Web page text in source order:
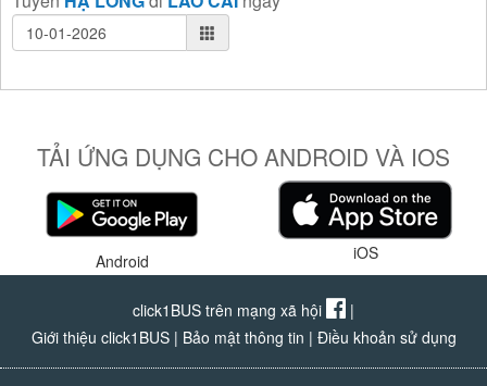
TẢI ỨNG DỤNG CHO ANDROID VÀ IOS
Android iOS
click1BUS trên mạng xã hội
|
Giới thiệu click1BUS| Bảo mật thông tin | Điều khoản sử dụng